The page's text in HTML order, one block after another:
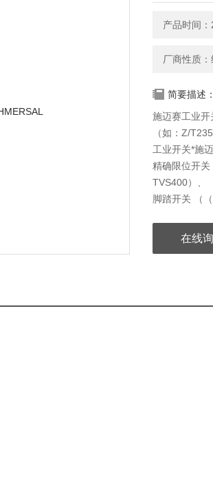
产品时间
厂商性质
简要描述：
施迈赛工业
（如：Z/
工业开关*施
精确限位开关
TVS400）、
脚踏开关 （
在线